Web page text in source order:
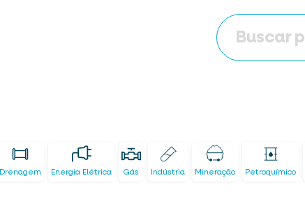
Drenagem Energia Elétrica Gás Indústria Mineração Petroquímico